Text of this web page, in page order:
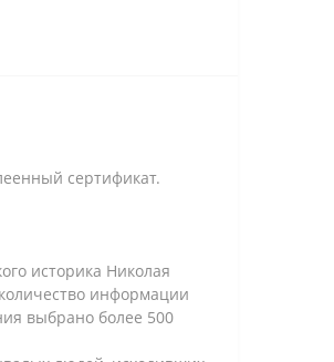
сертификат.
историка Николая
информации
выбрано более 500